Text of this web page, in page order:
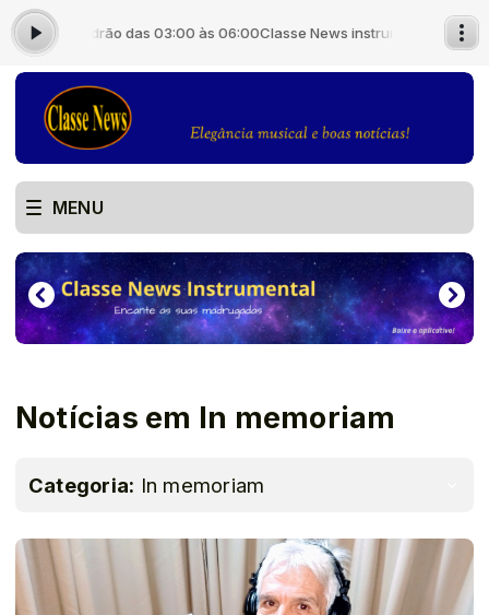
Padrão das 03:00 às 06:00Classe News instrumental - com
MENU
Notícias em In memoriam
Categoria: In memoriam